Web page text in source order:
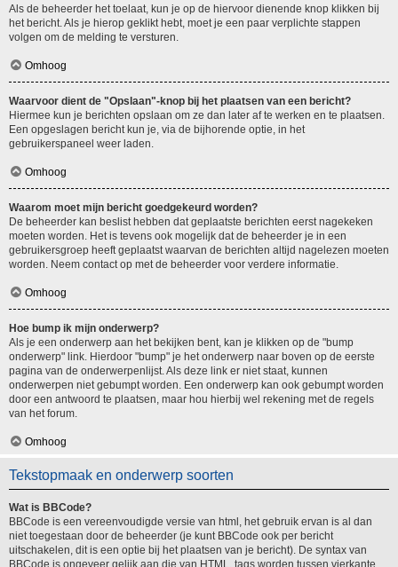
Als de beheerder het toelaat, kun je op de hiervoor dienende knop klikken bij
het bericht. Als je hierop geklikt hebt, moet je een paar verplichte stappen
volgen om de melding te versturen.
Omhoog
Waarvoor dient de "Opslaan"-knop bij het plaatsen van een bericht?
Hiermee kun je berichten opslaan om ze dan later af te werken en te plaatsen.
Een opgeslagen bericht kun je, via de bijhorende optie, in het
gebruikerspaneel weer laden.
Omhoog
Waarom moet mijn bericht goedgekeurd worden?
De beheerder kan beslist hebben dat geplaatste berichten eerst nagekeken
moeten worden. Het is tevens ook mogelijk dat de beheerder je in een
gebruikersgroep heeft geplaatst waarvan de berichten altijd nagelezen moeten
worden. Neem contact op met de beheerder voor verdere informatie.
Omhoog
Hoe bump ik mijn onderwerp?
Als je een onderwerp aan het bekijken bent, kan je klikken op de "bump
onderwerp" link. Hierdoor "bump" je het onderwerp naar boven op de eerste
pagina van de onderwerpenlijst. Als deze link er niet staat, kunnen
onderwerpen niet gebumpt worden. Een onderwerp kan ook gebumpt worden
door een antwoord te plaatsen, maar hou hierbij wel rekening met de regels
van het forum.
Omhoog
Tekstopmaak en onderwerp soorten
Wat is BBCode?
BBCode is een vereenvoudigde versie van html, het gebruik ervan is al dan
niet toegestaan door de beheerder (je kunt BBCode ook per bericht
uitschakelen, dit is een optie bij het plaatsen van je bericht). De syntax van
BBCode is ongeveer gelijk aan die van HTML, tags worden tussen vierkante